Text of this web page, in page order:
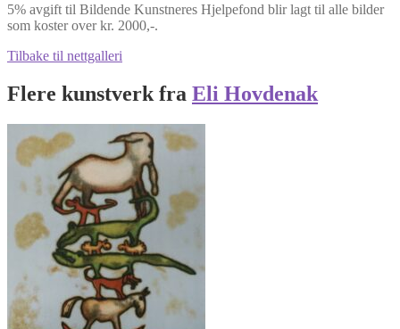
5% avgift til Bildende Kunstneres Hjelpefond blir lagt til alle bilder
som koster over kr. 2000,-.
Tilbake til nettgalleri
Flere kunstverk fra Eli Hovdenak